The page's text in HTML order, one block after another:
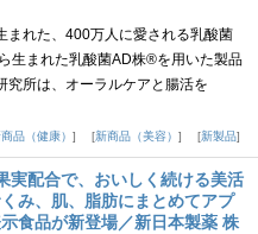
まれた、400万人に愛される乳酸菌
生まれた乳酸菌AD株®を用いた製品
究所は、オーラルケアと腸活を
品（健康） 新商品（美容） 新製品
実配合で、おいしく続ける美活
み、肌、脂肪にまとめてアプ
食品が新登場／新日本製薬 株